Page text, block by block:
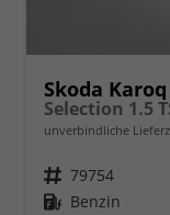
Skoda Karoq
Selection 1.5
unverbindliche
Fahrzeugnr. 79754
Kraftstoff Benzin